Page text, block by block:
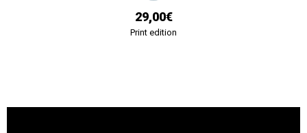
29,00€
Print edition